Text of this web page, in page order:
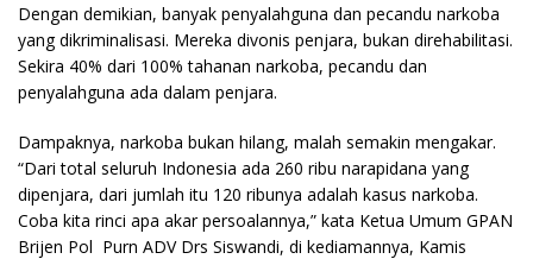
Dengan demikian, banyak penyalahguna dan pecandu narkoba
yang dikriminalisasi. Mereka divonis penjara, bukan direhabilitasi.
Sekira 40% dari 100% tahanan narkoba, pecandu dan
penyalahguna ada dalam penjara.
Dampaknya, narkoba bukan hilang, malah semakin mengakar.
“Dari total seluruh Indonesia ada 260 ribu narapidana yang
dipenjara, dari jumlah itu 120 ribunya adalah kasus narkoba.
Coba kita rinci apa akar persoalannya,” kata Ketua Umum GPAN
Brijen Pol Purn ADV Drs Siswandi, di kediamannya, Kamis